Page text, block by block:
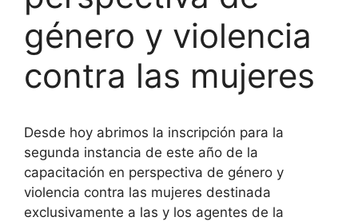
género y violencia
contra las mujeres
Desde hoy abrimos la inscripción para la
segunda instancia de este año de la
capacitación en perspectiva de género y
violencia contra las mujeres destinada
exclusivamente a las y los agentes de la